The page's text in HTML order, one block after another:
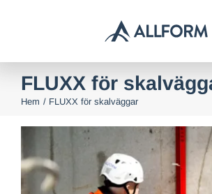
Start
Betongkomplement
FLUXX för
Hem FLUXX för skalväggar